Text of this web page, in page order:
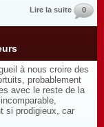
Lire la suite 0
à nous croire des
probablement
avec le reste de la
si prodigieux, car